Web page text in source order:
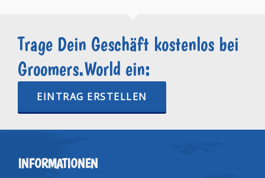
Trage Dein Geschäft kostenlos bei
Groomers.World ein:
EINTRAG ERSTELLEN
INFORMATIONEN